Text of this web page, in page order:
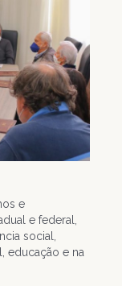
e
e federal,
social,
educação e na